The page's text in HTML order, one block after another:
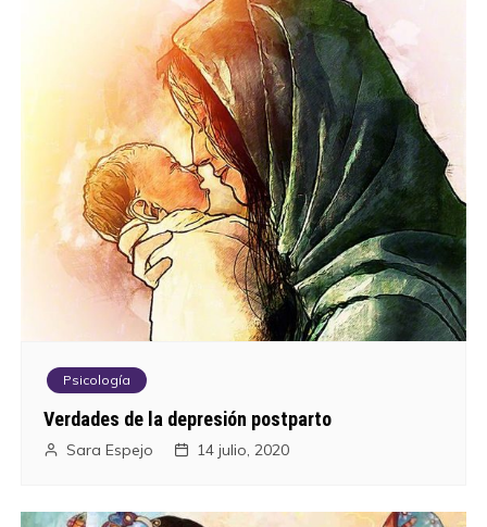
Psicología
Verdades de la depresión postparto
Sara Espejo 14 julio, 2020